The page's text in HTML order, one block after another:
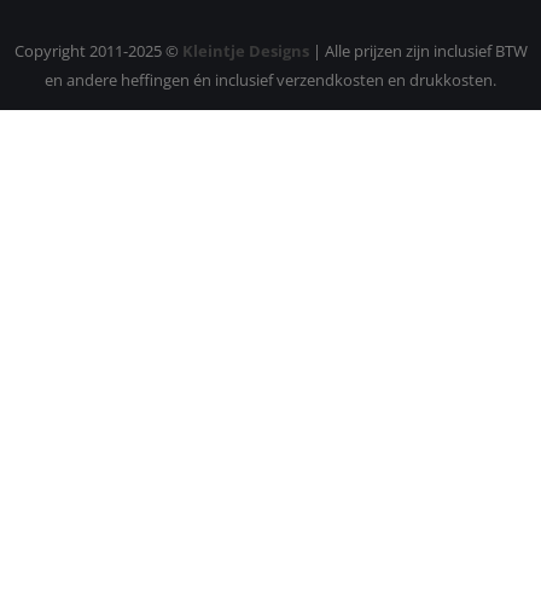
Copyright 2011-2025 © Kleintje Designs| Alle prijzen zijn inclusief BTW
en andere heffingen én inclusief verzendkosten en drukkosten.